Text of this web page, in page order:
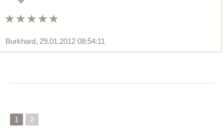
Burkhard, 29.01.2012 08:54:11
1 2